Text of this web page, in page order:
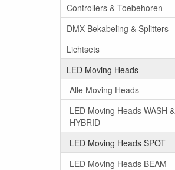
Controllers & Toebehoren
DMX Bekabeling & Splitters
Lichtsets
LED Moving Heads
Alle Moving Heads
LED Moving Heads WASH &
HYBRID
LED Moving Heads SPOT
LED Moving Heads BEAM